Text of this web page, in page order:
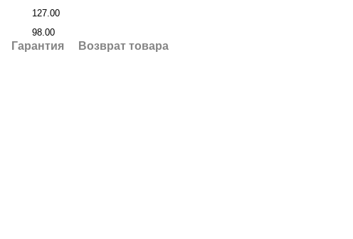
127.00
98.00
Гарантия Возврат товара